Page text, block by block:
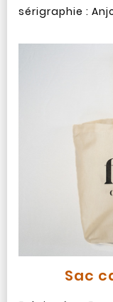
sérigraphie :
Sac